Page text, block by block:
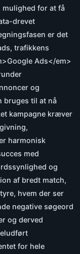
mulighed for at få
drevet
er det
trafikkens
Ads</em>
og
bruges til at nå
kampagne kræver
harmonisk
med
og
af bredt match,
hvem der ser
negative søgeord
og derved
for hele